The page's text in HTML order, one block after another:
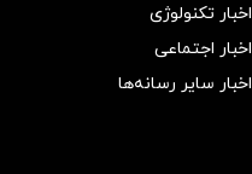
اخبار تکنولوژی
اخبار اجتماعی
اخبار سایر رسانه‌‌ها